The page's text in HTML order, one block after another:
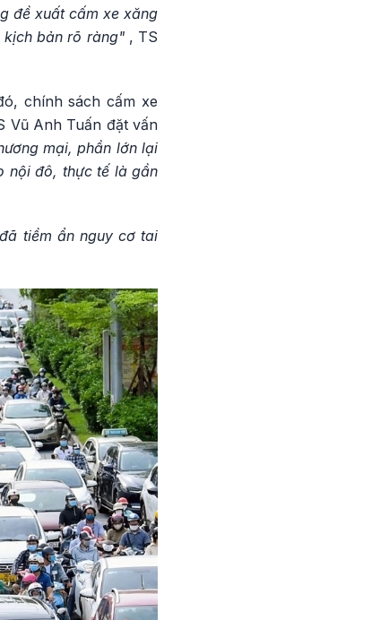
đề xuất cấm xe xăng
bản rõ ràng", TS
chính sách cấm xe
Vũ Anh Tuấn đặt vấn
mại, phần lớn lại
nội đô, thực tế là gần
tiềm ẩn nguy cơ tai